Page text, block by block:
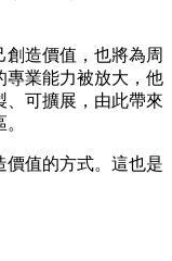
造價值，也將為周
專業能力被放大，他
、可擴展，由此帶來
價值的方式。這也是